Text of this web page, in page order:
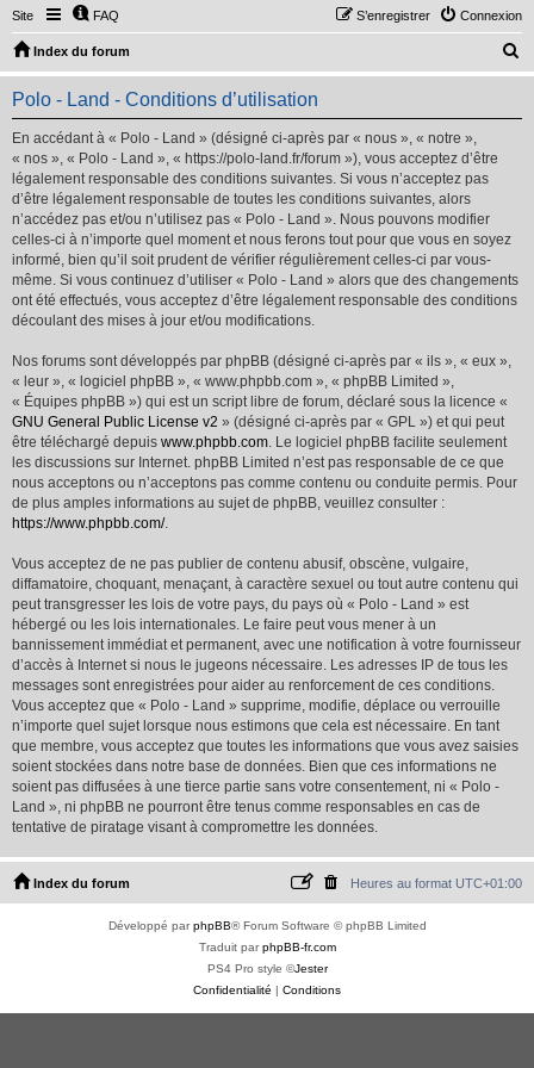
Site FAQ Connexion
S’enregistrer
Index du forum
e
Polo - Land - Conditions d’utilisation
En accédant à « Polo - Land » (désigné ci-après par « nous », « notre »,
« nos », « Polo - Land », « https://polo-land.fr/forum »), vous acceptez d’être
légalement responsable des conditions suivantes. Si vous n’acceptez pas
d’être légalement responsable de toutes les conditions suivantes, alors
n’accédez pas et/ou n’utilisez pas « Polo - Land ». Nous pouvons modifier
celles-ci à n’importe quel moment et nous ferons tout pour que vous en soyez
informé, bien qu’il soit prudent de vérifier régulièrement celles-ci par vous-
même. Si vous continuez d’utiliser « Polo - Land » alors que des changements
ont été effectués, vous acceptez d’être légalement responsable des conditions
découlant des mises à jour et/ou modifications.
Nos forums sont développés par phpBB (désigné ci-après par « ils », « eux »,
« leur », « logiciel phpBB », « www.phpbb.com », « phpBB Limited »,
« Équipes phpBB ») qui est un script libre de forum, déclaré sous la licence «
GNU General Public License v2 » (désigné ci-après par « GPL ») et qui peut
être téléchargé depuis www.phpbb.com. Le logiciel phpBB facilite seulement
les discussions sur Internet. phpBB Limited n’est pas responsable de ce que
nous acceptons ou n’acceptons pas comme contenu ou conduite permis. Pour
de plus amples informations au sujet de phpBB, veuillez consulter :
https://www.phpbb.com/.
Vous acceptez de ne pas publier de contenu abusif, obscène, vulgaire,
diffamatoire, choquant, menaçant, à caractère sexuel ou tout autre contenu qui
peut transgresser les lois de votre pays, du pays où « Polo - Land » est
hébergé ou les lois internationales. Le faire peut vous mener à un
bannissement immédiat et permanent, avec une notification à votre fournisseur
d’accès à Internet si nous le jugeons nécessaire. Les adresses IP de tous les
messages sont enregistrées pour aider au renforcement de ces conditions.
Vous acceptez que « Polo - Land » supprime, modifie, déplace ou verrouille
n’importe quel sujet lorsque nous estimons que cela est nécessaire. En tant
que membre, vous acceptez que toutes les informations que vous avez saisies
soient stockées dans notre base de données. Bien que ces informations ne
soient pas diffusées à une tierce partie sans votre consentement, ni « Polo -
Land », ni phpBB ne pourront être tenus comme responsables en cas de
tentative de piratage visant à compromettre les données.
Index du forum Heures au format UTC+01:00
Développé parphpBB® Forum Software © phpBB Limited
Traduit parphpBB-fr.com
PS4 Pro style ©Jester
Confidentialité | Conditions